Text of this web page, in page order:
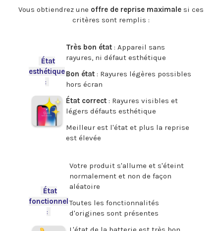
Vous obtiendrez une offre de reprise maximale si ces
critères sont remplis :
État
esthétique
:
Très bon état : Appareil sans
rayures, ni défaut esthétique
Bon état : Rayures légères possibles
hors écran
État correct : Rayures visibles et
légers défauts esthétique
Meilleur est l'état et plus la reprise
est élevée
État
fonctionnel
:
Votre produit s'allume et s'éteint
normalement et non de façon
aléatoire
Toutes les fonctionnalités
d'origines sont présentes